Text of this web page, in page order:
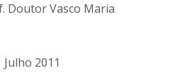
Doutor Vasco Maria
2011